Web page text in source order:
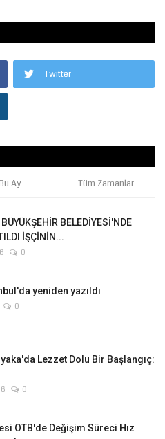
Twitter
Ay Tüm Zamanlar
BELEDİYESİ'NDE
İŞÇİNİN...
0
yeniden yazıldı
0
Lezzet Dolu Bir Başlangıç:
0
OTB'de Değişim Süreci Hız